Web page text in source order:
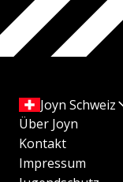
Joyn Schweiz
Über Joyn
Kontakt
Impressum